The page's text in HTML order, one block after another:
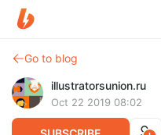
Go to blog
illustratorsunion.ru
Oct 22 2019 08:02